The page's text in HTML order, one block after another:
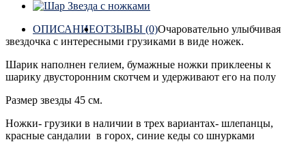
ОПИСАНИЕОТЗЫВЫ (0)Очаровательно улыбчивая
звездочка с интересными грузиками в виде ножек.
Шарик наполнен гелием, бумажные ножки приклеены к
шарику двусторонним скотчем и удерживают его на полу
Размер звезды 45 см.
Ножки- грузики в наличии в трех вариантах- шлепанцы,
красные сандалии в горох, синие кеды со шнурками